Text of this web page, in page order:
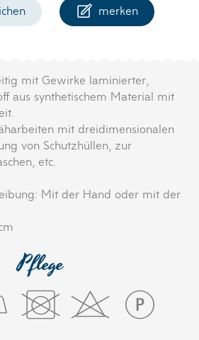
merken
mit Gewirke laminierter,
aus synthetischem Material mit
mit dreidimensionalen
von Schutzhüllen, zur
etc.
Mit der Hand oder mit der
Pflege